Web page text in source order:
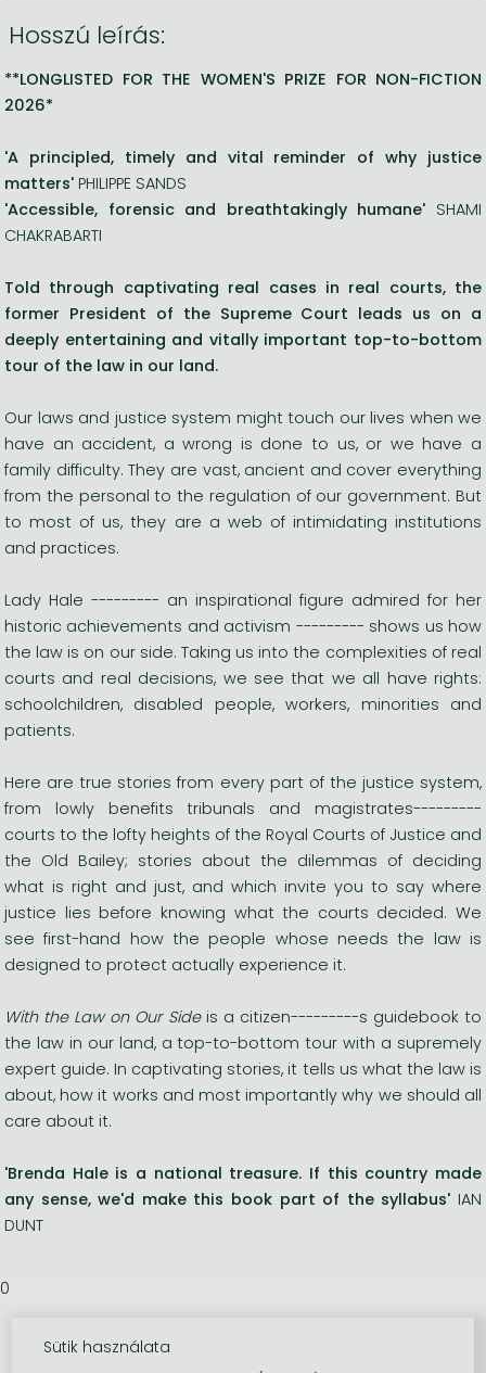
Hosszú leírás:
**LONGLISTED FOR THE WOMEN'S PRIZE FOR NON-FICTION
2026*
'A principled, timely and vital reminder of why justice
matters' PHILIPPE SANDS
'Accessible, forensic and breathtakingly humane' SHAMI
CHAKRABARTI
Told through captivating real cases in real courts, the
former President of the Supreme Court leads us on a
deeply entertaining and vitally important top-to-bottom
tour of the law in our land.
Our laws and justice system might touch our lives when we
have an accident, a wrong is done to us, or we have a
family difficulty. They are vast, ancient and cover everything
from the personal to the regulation of our government. But
to most of us, they are a web of intimidating institutions
and practices.
Lady Hale --------- an inspirational figure admired for her
historic achievements and activism --------- shows us how
the law is on our side. Taking us into the complexities of real
courts and real decisions, we see that we all have rights:
schoolchildren, disabled people, workers, minorities and
patients.
Here are true stories from every part of the justice system,
from lowly benefits tribunals and magistrates---------
courts to the lofty heights of the Royal Courts of Justice and
the Old Bailey; stories about the dilemmas of deciding
what is right and just, and which invite you to say where
justice lies before knowing what the courts decided. We
see first-hand how the people whose needs the law is
designed to protect actually experience it.
With the Law on Our Side is a citizen---------s guidebook to
the law in our land, a top-to-bottom tour with a supremely
expert guide. In captivating stories, it tells us what the law is
about, how it works and most importantly why we should all
care about it.
'Brenda Hale is a national treasure. If this country made
any sense, we'd make this book part of the syllabus' IAN
DUNT
0
Sütik használata